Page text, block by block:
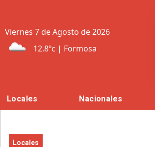
Viernes 7 deAgosto de 2026
12.8ºc | Formosa
Locales Nacionales
Locales